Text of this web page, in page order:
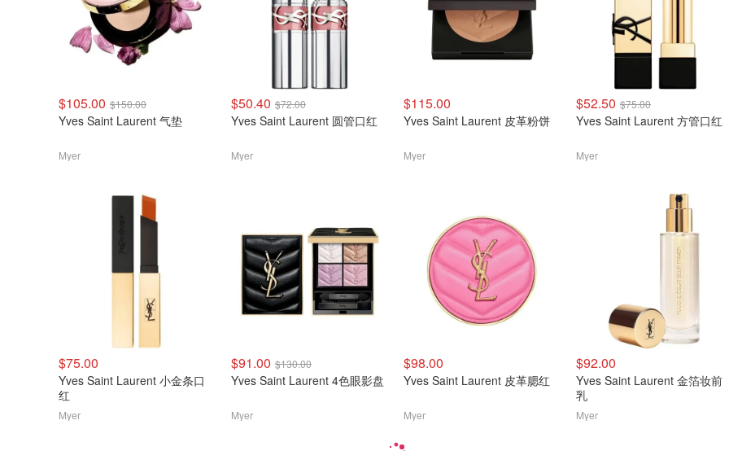
$105.00 $150.00
Yves Saint Laurent 气垫
Myer
$50.40 $72.00
Yves Saint Laurent 圆管口红
Myer
$115.00
Yves Saint Laurent 皮革粉饼
Myer
$52.50 $75.00
Yves Saint Laurent 方管口红
Myer
$75.00
Yves Saint Laurent 小金条口
红
Myer
$91.00 $130.00
Yves Saint Laurent 4色眼影盘
Myer
$98.00
Yves Saint Laurent 皮革腮红
Myer
$92.00
Yves Saint Laurent 金箔妆前
乳
Myer